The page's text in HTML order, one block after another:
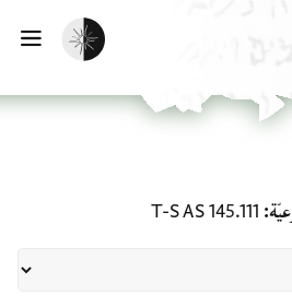
تفعيل الوضع المظلم
T-S AS 145.111